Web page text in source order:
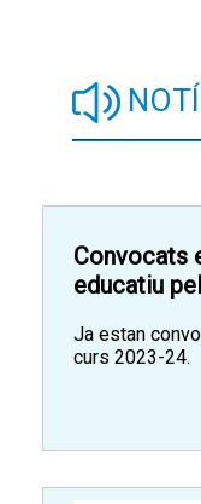
Convocats
educatiu
Ja estan
curs 2023-24.